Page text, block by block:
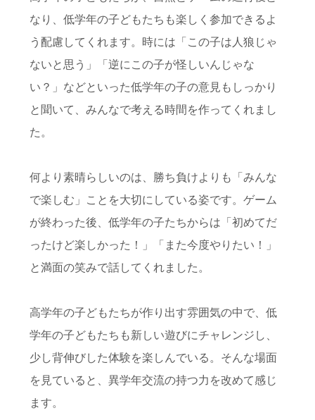
なり、低学年の子どもたちも楽しく参加できるよ
う配慮してくれます。時には「この子は人狼じゃ
ないと思う」「逆にこの子が怪しいんじゃな
い？」などといった低学年の子の意見もしっかり
と聞いて、みんなで考える時間を作ってくれまし
た。
何より素晴らしいのは、勝ち負けよりも「みんな
で楽しむ」ことを大切にしている姿です。ゲーム
が終わった後、低学年の子たちからは「初めてだ
ったけど楽しかった！」「また今度やりたい！」
と満面の笑みで話してくれました。
高学年の子どもたちが作り出す雰囲気の中で、低
学年の子どもたちも新しい遊びにチャレンジし、
少し背伸びした体験を楽しんでいる。そんな場面
を見ていると、異学年交流の持つ力を改めて感じ
ます。